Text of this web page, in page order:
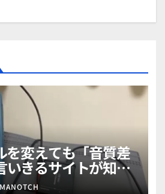
を変えても「音質差
いきるサイトが知ら
版】
MANOTCH